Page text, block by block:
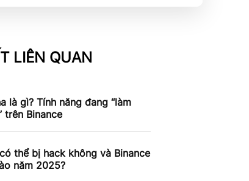
LIÊN QUAN
là gì? Tính năng đang “làm
trên Binance
thể bị hack không và Binance
năm 2025?